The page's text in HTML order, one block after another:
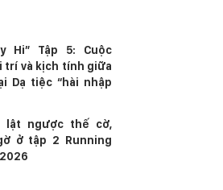
Hi” Tập 5: Cuộc
trí và kịch tính giữa
Dạ tiệc “hài nhập
lật ngược thế cờ,
ở tập 2 Running